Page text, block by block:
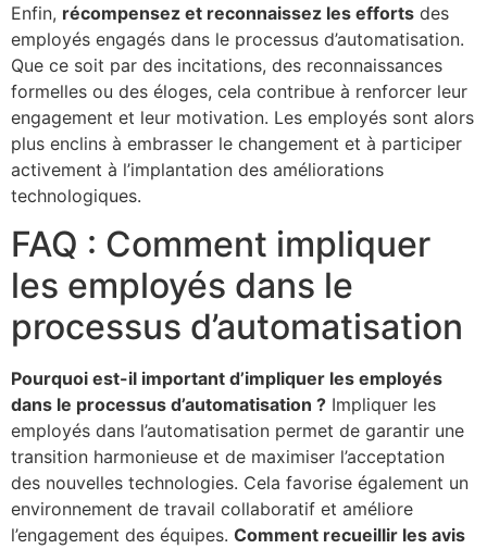
Enfin, récompensez et reconnaissez les efforts des
employés engagés dans le processus d’automatisation.
Que ce soit par des incitations, des reconnaissances
formelles ou des éloges, cela contribue à renforcer leur
engagement et leur motivation. Les employés sont alors
plus enclins à embrasser le changement et à participer
activement à l’implantation des améliorations
technologiques.
FAQ : Comment impliquer
les employés dans le
processus d’automatisation
Pourquoi est-il important d’impliquer les employés
dans le processus d’automatisation ? Impliquer les
employés dans l’automatisation permet de garantir une
transition harmonieuse et de maximiser l’acceptation
des nouvelles technologies. Cela favorise également un
environnement de travail collaboratif et améliore
l’engagement des équipes. Comment recueillir les avis